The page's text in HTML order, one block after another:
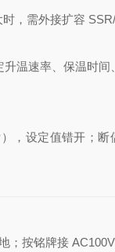
，需外接扩容
温速率、保温时
，设定值错开；
按铭牌接